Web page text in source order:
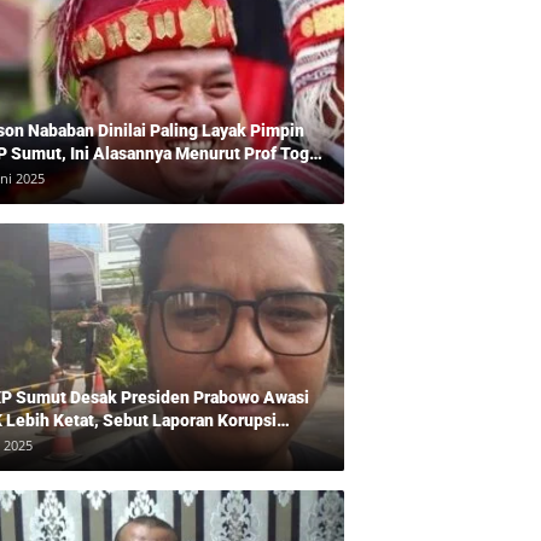
Nababan Dinilai Paling Layak Pimpin
Sumut, Ini Alasannya Menurut Prof Togu
2025
Sumut Desak Presiden Prabowo Awasi
Lebih Ketat, Sebut Laporan Korupsi
2025